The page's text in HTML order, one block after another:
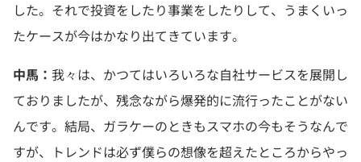
した。それで投資をしたり事業をしたりして、うまくいっ
たケースが今はかなり出てきています。
中馬： 我々は、かつてはいろいろな自社サービスを展開し
ておりましたが、残念ながら爆発的に流行ったことがない
んです。結局、ガラケーのときもスマホの今もそうなんで
すが、トレンドは必ず僕らの想像を超えたところからやっ